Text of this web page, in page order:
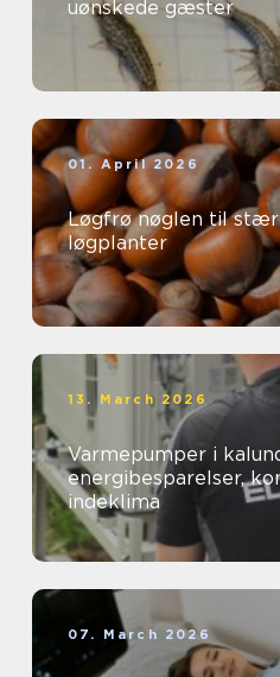
uønskede gæster
01. April 2026
Løgfrø nøglen til stærke og sunde
løgplanter
13. March 2026
Varmepumper i
energibesparelser,
indeklima
07. March 2026